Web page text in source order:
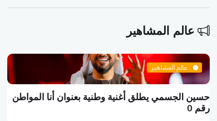
عالم المشاهير
عالم المشاهير
حسين الجسمي يطلق أغنية وطنية بعنوان أنا المواطن
رقم 0